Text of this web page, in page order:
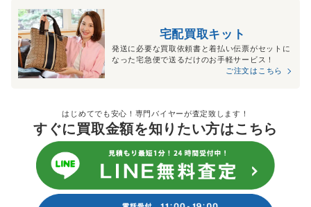
宅配買取キット
発送に必要な買取依頼書と着払い伝票がセットに
なった宅急便で送るだけのお手軽サービス！
ご注文はこちら
はじめてでも安心！専門バイヤーが査定致します！
すぐに買取金額を知りたい方はこちら